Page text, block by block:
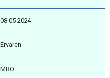
08-05-2024
Ervaren
MBO